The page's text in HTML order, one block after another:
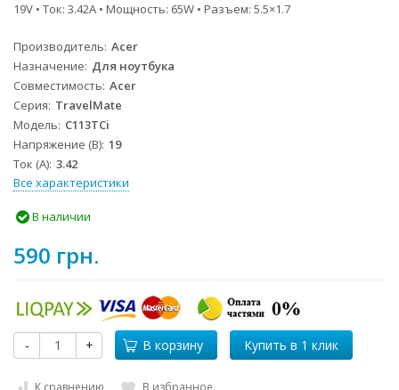
19V • Ток: 3.42A • Мощность: 65W • Разъем: 5.5×1.7
Производитель Acer
Назначение Для ноутбука
Совместимость Acer
Серия TravelMate
Модель C113TCi
Напряжение (В) 19
Ток (А) 3.42
Все характеристики
В наличии
590 грн.
- + В корзину
К сравнению В избранное